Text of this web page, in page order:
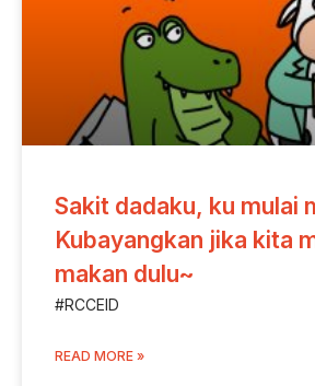
Sakit dadaku, ku mulai
Kubayangkan jika kita
makan dulu~
#RCCEID
READ MORE »